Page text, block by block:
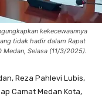
kekecewaannya
tidak hadir dalam Rapat
Medan, Selasa (11/3/2025).
Reza Pahlevi Lubis,
Camat Medan Kota,